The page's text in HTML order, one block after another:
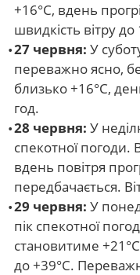
+16°C, вдень
швидкість вітру
27 червня: У
переважно ясно,
близько +16°C,
год.
28 червня: У
спекотної погоди.
вдень повітря
передбачається.
29 червня: У
пік спекотної
становитиме
до +39°C.